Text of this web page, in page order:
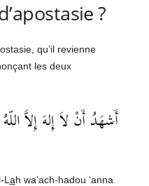
?
qu’il revienne
les deux
أَشهَدُ أَنْ لاَ إِلهَ إِلاَّ
ah wa’ach-hadou ‘anna